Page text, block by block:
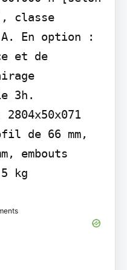
classe
En option :
et de
3h.
de 66 mm,
embouts
kg